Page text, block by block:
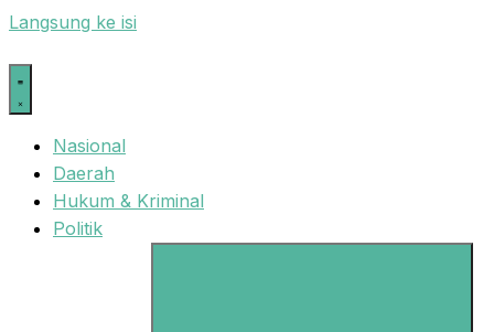
Langsung ke isi
Nasional
Daerah
Hukum & Kriminal
Politik